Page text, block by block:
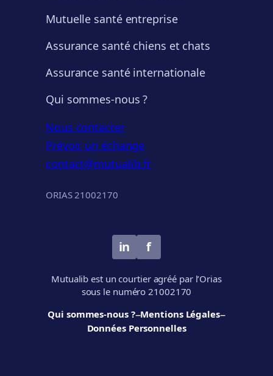
Mutuelle santé entreprise
Assurance santé chiens et chats
Assurance santé internationale
Qui sommes-nous ?
Nous contacter
Prévoir un échange
contact@mutualib.fr
ORIAS 21002170
in f
Mutualib est un courtier agréé par l’Orias
sous le numéro 21002170
Qui sommes-nous ?–Mentions Légales–
Données Personnelles